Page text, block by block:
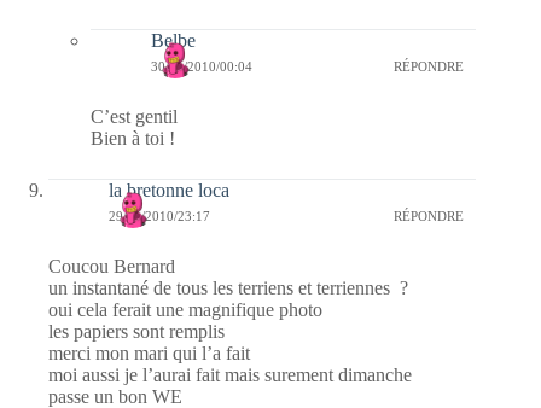
Belbe
30/01/2010/00:04 RÉPONDRE
C’est gentil
Bien à toi !
la bretonne loca
29/01/2010/23:17 RÉPONDRE
Coucou Bernard
un instantané de tous les terriens et terriennes ?
oui cela ferait une magnifique photo
les papiers sont remplis
merci mon mari qui l’a fait
moi aussi je l’aurai fait mais surement dimanche
passe un bon WE